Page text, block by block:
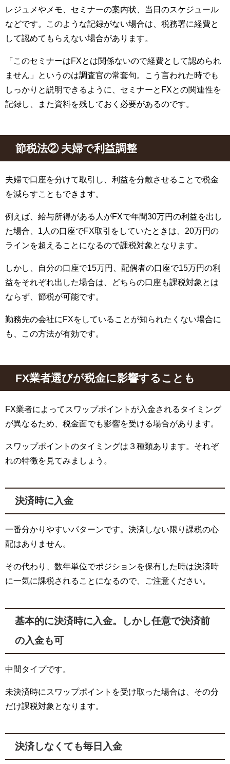
レジュメやメモ、セミナーの案内状、当日のスケジュール
などです。このような記録がない場合は、税務署に経費と
して認めてもらえない場合があります。
「このセミナーはFXとは関係ないので経費として認められ
ません」というのは調査官の常套句。こう言われた時でも
しっかりと説明できるように、セミナーとFXとの関連性を
記録し、また資料を残しておく必要があるのです。
節税法② 夫婦で利益調整
夫婦で口座を分けて取引し、利益を分散させることで税金
を減らすこともできます。
例えば、給与所得がある人がFXで年間30万円の利益を出し
た場合、1人の口座でFX取引をしていたときは、20万円の
ラインを超えることになるので課税対象となります。
しかし、自分の口座で15万円、配偶者の口座で15万円の利
益をそれぞれ出した場合は、どちらの口座も課税対象とは
ならず、節税が可能です。
勤務先の会社にFXをしていることが知られたくない場合に
も、この方法が有効です。
FX業者選びが税金に影響することも
FX業者によってスワップポイントが入金されるタイミング
が異なるため、税金面でも影響を受ける場合があります。
スワップポイントのタイミングは３種類あります。それぞ
れの特徴を見てみましょう。
決済時に入金
一番分かりやすいパターンです。決済しない限り課税の心
配はありません。
その代わり、数年単位でポジションを保有した時は決済時
に一気に課税されることになるので、ご注意ください。
基本的に決済時に入金。しかし任意で決済前
の入金も可
中間タイプです。
未決済時にスワップポイントを受け取った場合は、その分
だけ課税対象となります。
決済しなくても毎日入金